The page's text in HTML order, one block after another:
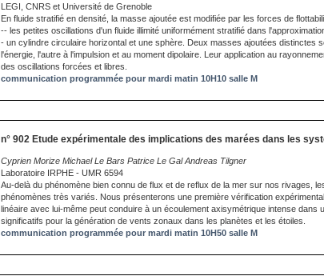
LEGI, CNRS et Université de Grenoble
En fluide stratifié en densité, la masse ajoutée est modifiée par les forces de
-- les petites oscillations d'un fluide illimité uniformément stratifié dans
- un cylindre circulaire horizontal et une sphère. Deux masses ajoutées distinctes
l'énergie, l'autre à l'impulsion et au moment dipolaire. Leur application au
des oscillations forcées et libres.
communication programmée pour mardi matin 10H10 salle M
n° 902 Etude expérimentale des implications des marées dans les
Cyprien Morize Michael Le Bars Patrice Le Gal Andreas Tilgner
Laboratoire IRPHE - UMR 6594
Au-delà du phénomène bien connu de flux et de reflux de la mer sur nos rivages,
phénomènes très variés. Nous présenterons une première vérification
linéaire avec lui-même peut conduire à un écoulement axisymétrique intense dans
significatifs pour la génération de vents zonaux dans les planètes et les étoiles.
communication programmée pour mardi matin 10H50 salle M